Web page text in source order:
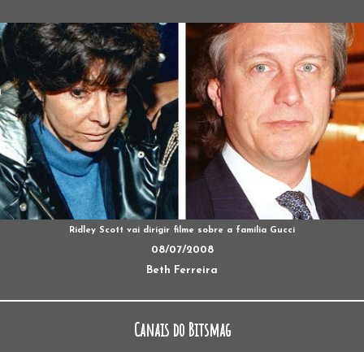
Ridley Scott vai dirigir filme sobre a família Gucci
08/07/2008
Beth Ferreira
Canais do Bitsmag